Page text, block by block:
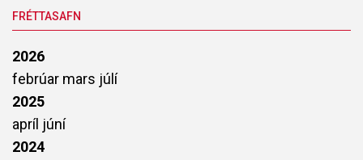
FRÉTTASAFN
2026
febrúar mars júlí
2025
apríl júní
2024